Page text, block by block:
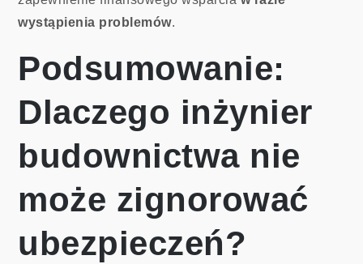
wystąpienia problemów.
Podsumowanie:
Dlaczego inżynier
budownictwa nie
może zignorować
ubezpieczeń?